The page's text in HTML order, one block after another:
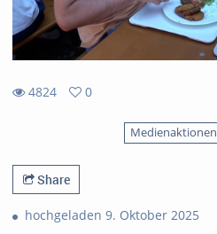
4824
0
Medienaktionen
Share
hochgeladen 9. Oktober 2025